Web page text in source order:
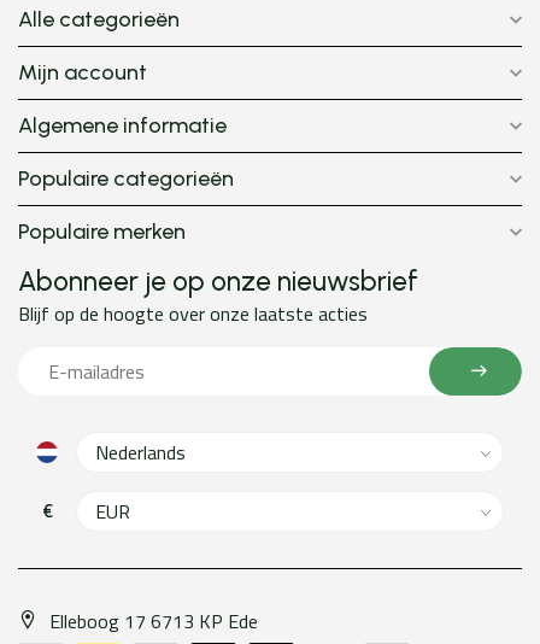
Alle categorieën
Mijn account
Algemene informatie
Populaire categorieën
Populaire merken
Abonneer je op onze nieuwsbrief
Blijf op de hoogte over onze laatste acties
€
Elleboog 17 6713 KP Ede